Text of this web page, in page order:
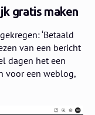
gratis maken
‘Betaald
van een bericht
dagen het een
voor een weblog,